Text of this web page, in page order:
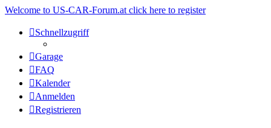
Welcome to US-CAR-Forum.at click here to register
Schnellzugriff
Garage
FAQ
Kalender
Anmelden
Registrieren